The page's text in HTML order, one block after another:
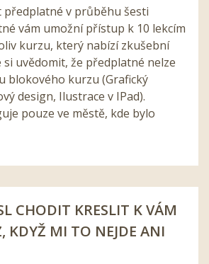
předplatné v průběhu šesti
vám umožní přístup k 10 lekcím
kurzu, který nabízí zkušební
si uvědomit, že předplatné nelze
blokového kurzu (Grafický
design, Ilustrace v IPad).
pouze ve městě, kde bylo
CHODIT KRESLIT K VÁM
KDYŽ MI TO NEJDE ANI